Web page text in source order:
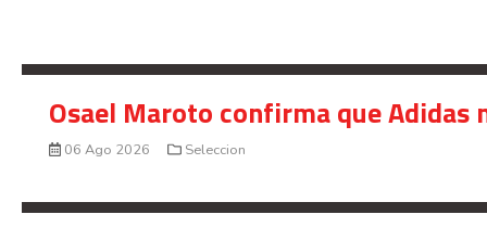
Osael Maroto confirma que Adidas
06 Ago 2026 Seleccion